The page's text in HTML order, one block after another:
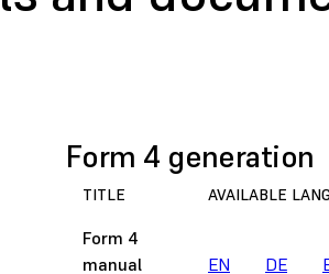
Form 4 generation
TITLE AVAILABLE
Form 4
manual
EN DE